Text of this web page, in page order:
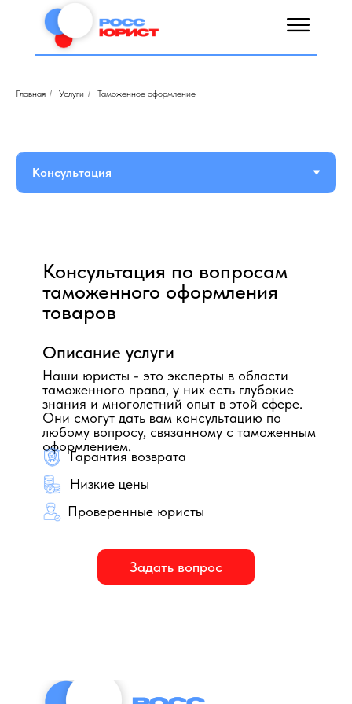
Главная / Услуги / Таможенное оформление
Консультация по вопросам
таможенного оформления
товаров
Описание услуги
Наши юристы - это эксперты в области
таможенного права, у них есть глубокие
знания и многолетний опыт в этой сфере.
Они смогут дать вам консультацию по
любому вопросу, связанному с таможенным
оформлением.
Задать вопрос
Гарантия возврата
Низкие цены
Проверенные юристы
вопросам таможенного
оформления товаров
оформления товаров
вопросам таможенного
оформления товаров